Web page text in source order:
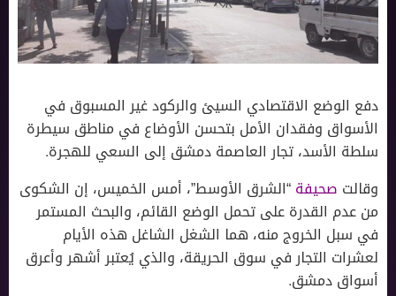
دفع الوضع الاقتصادي السيئ والركود غير المسبوق في
الأسواق وفقدان الأمل بتحسن الأوضاع في مناطق سيطرة
سلطة الأسد، تجار العاصمة دمشق إلى السعي للهجرة.
وقالت صحيفة“الشرق الأوسط”، أمس الخميس، إن الشكوى
من عدم القدرة على تحمل الوضع القائم، والبحث المستمر
في سبل الخروج منه، هما الشغل الشاغل هذه الأيام
لعشرات التجار في سوق الحريقة، والذي يُعتبر أشهر وأعرق
أسواق دمشق.